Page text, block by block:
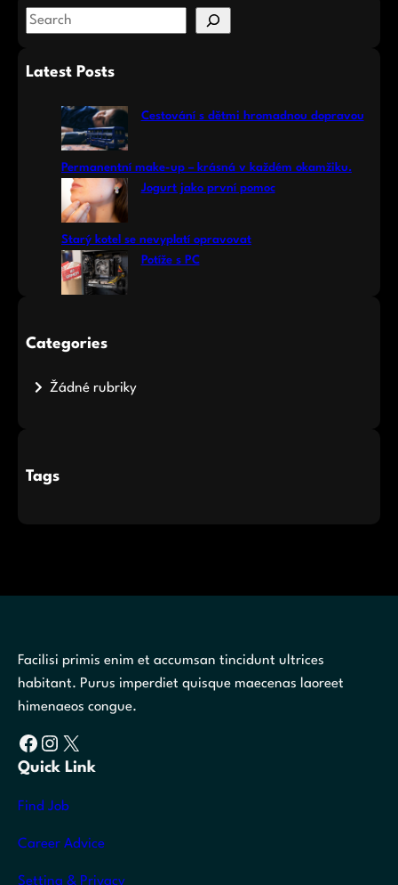
S
aLatest Posts
Cestování s dětmi hromadnou dopravou
Permanentní make-up – krásná v každém okamžiku.
Jogurt jako první pomoc
Starý kotel se nevyplatí opravovat
Potíže s PC
Categories
Žádné rubriky
Tags
Facilisi primis enim et accumsan tincidunt ultrices
habitant. Purus imperdiet quisque maecenas laoreet
himenaeos congue.
Facebook Instagram X
Quick Link
Find Job
Career Advice
Setting & Privacy